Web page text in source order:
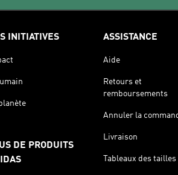
INITIATIVES
planète
DE PRODUITS
ASSISTANCE
Aide
Retours et
remboursements
Annuler la
Livraison
Tableaux des tailles